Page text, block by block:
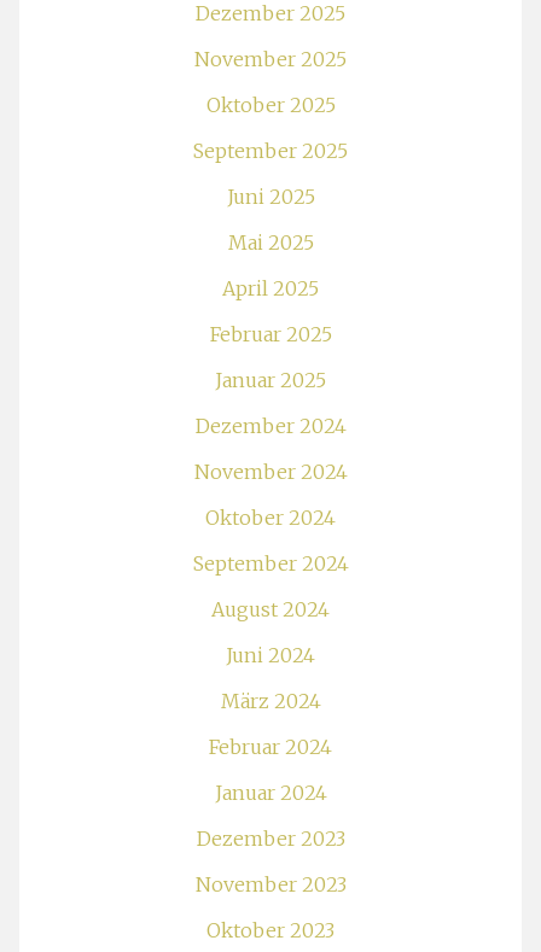
Dezember 2025
November 2025
Oktober 2025
September 2025
Juni 2025
Mai 2025
April 2025
Februar 2025
Januar 2025
Dezember 2024
November 2024
Oktober 2024
September 2024
August 2024
Juni 2024
März 2024
Februar 2024
Januar 2024
Dezember 2023
November 2023
Oktober 2023